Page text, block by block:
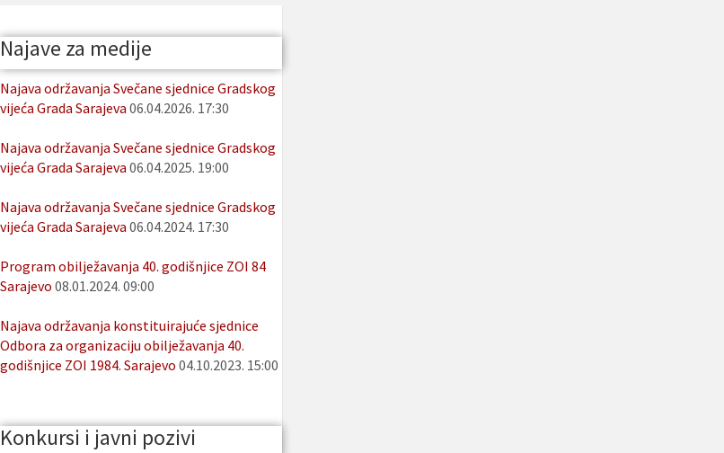
Najave za medije
Najava održavanja Svečane sjednice Gradskog
vijeća Grada Sarajeva 06.04.2026. 17:30
Najava održavanja Svečane sjednice Gradskog
vijeća Grada Sarajeva 06.04.2025. 19:00
Najava održavanja Svečane sjednice Gradskog
vijeća Grada Sarajeva 06.04.2024. 17:30
Program obilježavanja 40. godišnjice ZOI 84
Sarajevo 08.01.2024. 09:00
Najava održavanja konstituirajuće sjednice
Odbora za organizaciju obilježavanja 40.
godišnjice ZOI 1984. Sarajevo 04.10.2023. 15:00
Konkursi i javni pozivi